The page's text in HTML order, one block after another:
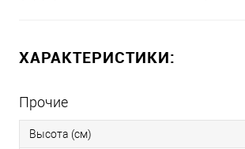
ХАРАКТЕРИСТИКИ:
Прочие
Высота (см)